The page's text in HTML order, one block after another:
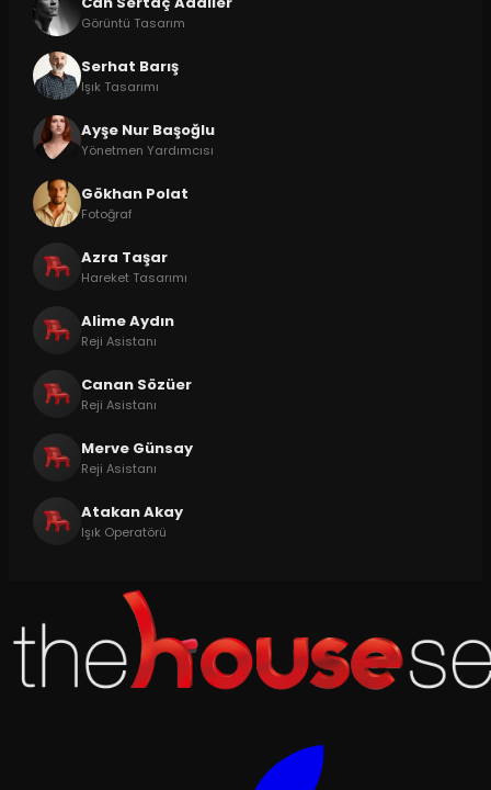
Görüntü Tasarım
Serhat Barış
Işık Tasarımı
Ayşe Nur Başoğlu
Yönetmen Yardımcısı
Gökhan Polat
Fotoğraf
Azra Taşar
Hareket Tasarımı
Alime Aydın
Reji Asistanı
Canan Sözüer
Reji Asistanı
Merve Günsay
Reji Asistanı
Atakan Akay
Işık Operatörü